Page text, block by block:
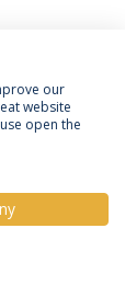
our
website
open the